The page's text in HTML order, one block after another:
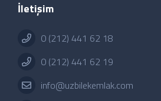
İletişim
0 (212) 441 62 18
0 (212) 441 62 19
info@uzbilekemlak.com